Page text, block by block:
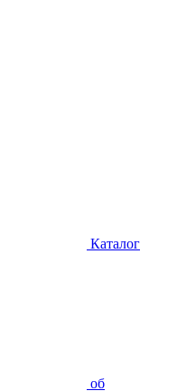
Каталог
об